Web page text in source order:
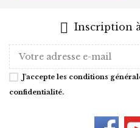
Inscription
J'accepte les conditions
confidentialité.